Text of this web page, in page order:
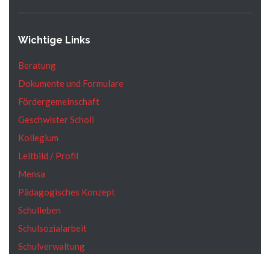
Wichtige Links
Beratung
Dokumente und Formulare
Fördergemeinschaft
Geschwister Scholl
Kollegium
Leitbild / Profil
Mensa
Pädagogisches Konzept
Schulleben
Schulsozialarbeit
Schulverwaltung